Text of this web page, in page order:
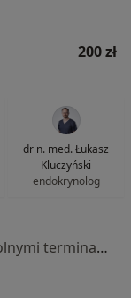
200 zł
dr n. med. Łukasz
Kluczyński
endokrynolog
Brak dostępnych specjalistów z wolnymi terminami w tym centrum medycznym.